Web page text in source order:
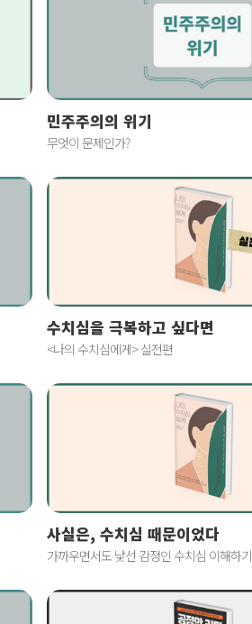
민주주의의 위기
무엇이 문제인가?
수치심을 극복하고 싶다면
<나의 수치심에게> 실전편
사실은, 수치심 때문이었다
가까우면서도 낯선 감정인 수치심 이해하기